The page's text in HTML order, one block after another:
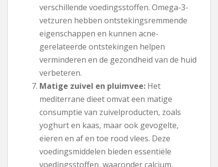
verschillende voedingsstoffen. Omega-3-
vetzuren hebben ontstekingsremmende
eigenschappen en kunnen acne-
gerelateerde ontstekingen helpen
verminderen en de gezondheid van de huid
verbeteren.
Matige zuivel en pluimvee: Het
mediterrane dieet omvat een matige
consumptie van zuivelproducten, zoals
yoghurt en kaas, maar ook gevogelte,
eieren en af ​​en toe rood vlees. Deze
voedingsmiddelen bieden essentiële
voedingsstoffen, waaronder calcium,